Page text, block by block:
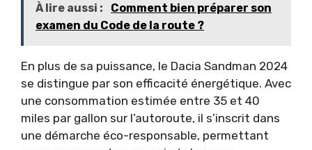
À lire aussi :
Comment bien préparer son
examen du Code de la route ?
En plus de sa puissance, le Dacia Sandman 2024
se distingue par son efficacité énergétique. Avec
une consommation estimée entre 35 et 40
miles par gallon sur l’autoroute, il s’inscrit dans
une démarche éco-responsable, permettant